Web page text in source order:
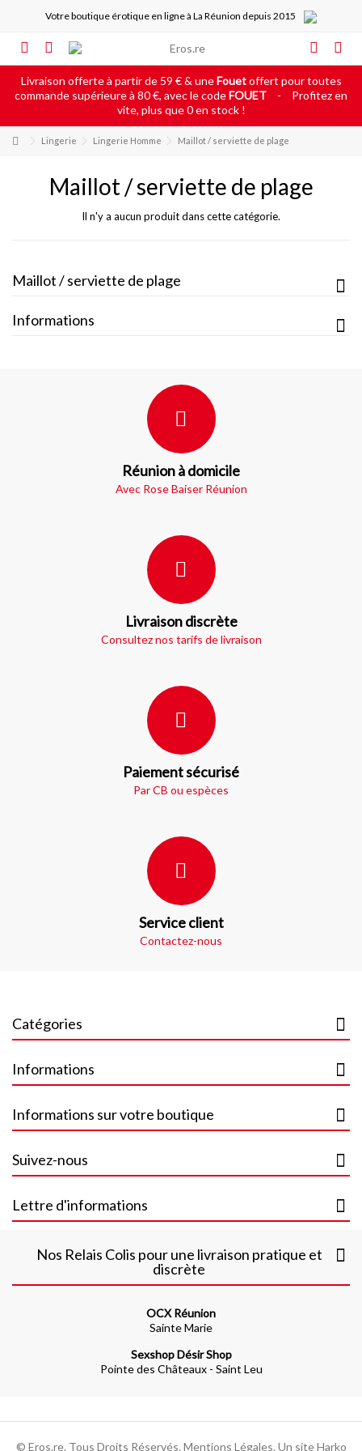
Votre boutique érotique en ligne à La Réunion depuis 2015
Livraison offerte à partir de 59 € & uneFouetoffert pour toutes
commande supérieure à 80 €, avec le codeFOUET -
Profitez en
vite, plus que 0 en stock !
Lingerie Lingerie Homme Maillot / serviette de plage
Maillot / serviette de plage
Il n'y a aucun produit dans cette catégorie.
Maillot / serviette de plage
Informations
Réunion à domicile
Avec Rose Baiser Réunion
Livraison discrète
Consultez nos tarifs de livraison
Paiement sécurisé
Par CB ou espèces
Service client
Contactez-nous
Catégories
Informations
Informations sur votre boutique
Suivez-nous
Lettre d'informations
Nos Relais Colis pour une livraison pratique et
discrète
OCX Réunion
Sainte Marie
Sexshop Désir Shop
Pointe des Châteaux - Saint Leu
© Eros.re. Tous Droits Réservés. Mentions Légales. Un siteHarko